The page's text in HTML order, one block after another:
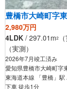
豊橋市大崎町字
2,980万円
4LDK / 297.01m2
（実測）
2026年7月竣工済み
愛知県豊橋市大崎町字
東海道本線 「豊橋」
下車 徒歩1分